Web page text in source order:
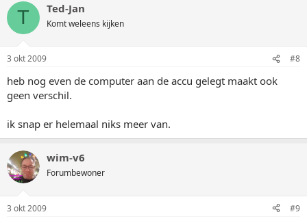
T Ted-Jan
Komt weleens kijken
3 okt 2009 #8
heb nog even de computer aan de accu gelegt maakt ook
geen verschil.
ik snap er helemaal niks meer van.
wim-v6
Forumbewoner
3 okt 2009 #9